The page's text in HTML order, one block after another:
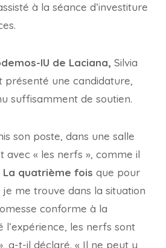
à la séance d’investiture
IU de Laciana, Silvia
présenté une candidature,
suffisamment de soutien.
son poste, dans une salle
avec « les nerfs », comme il
La quatrième fois que pour
me trouve dans la situation
conforme à la
l’expérience, les nerfs sont
a-t-il déclaré. « Il ne peut y